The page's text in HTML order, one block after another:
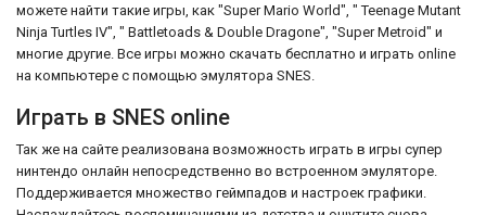
можете найти такие игры, как "Super Mario World", " Teenage Mutant
Ninja Turtles IV", " Battletoads & Double Dragone", "Super Metroid" и
многие другие. Все игры можно скачать бесплатно и играть online
на компьютере с помощью эмулятора SNES.
Играть в SNES online
Так же на сайте реализована возможность играть в игры супер
нинтендо онлайн непосредственно во встроенном эмуляторе.
Поддерживается множество геймпадов и настроек графики.